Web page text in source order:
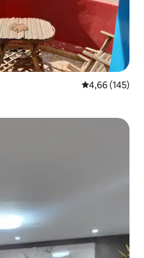
Średnia
4,66 (145)